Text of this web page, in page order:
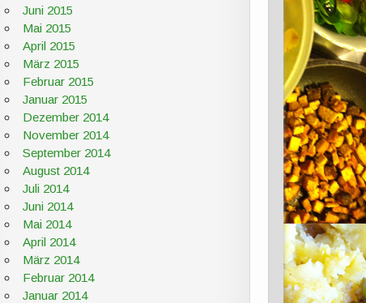
Juni 2015
Mai 2015
April 2015
März 2015
Februar 2015
Januar 2015
Dezember 2014
November 2014
September 2014
August 2014
Juli 2014
Juni 2014
Mai 2014
April 2014
März 2014
Februar 2014
Januar 2014